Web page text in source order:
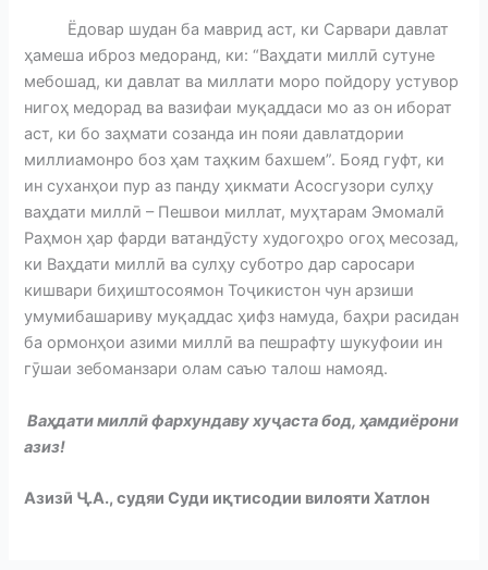
Ёдовар шудан ба маврид аст, ки Сарвари давлат
ҳамеша иброз медоранд, ки: “Ваҳдати миллӣ сутуне
мебошад, ки давлат ва миллати моро пойдору устувор
нигоҳ медорад ва вазифаи муқаддаси мо аз он иборат
аст, ки бо заҳмати созанда ин пояи давлатдории
миллиамонро боз ҳам таҳким бахшем”. Бояд гуфт, ки
ин суханҳои пур аз панду ҳикмати Асосгузори сулҳу
ваҳдати миллӣ – Пешвои миллат, муҳтарам Эмомалӣ
Раҳмон ҳар фарди ватандӯсту худогоҳро огоҳ месозад,
ки Ваҳдати миллӣ ва сулҳу суботро дар саросари
кишвари биҳиштосоямон Тоҷикистон чун арзиши
умумибашариву муқаддас ҳифз намуда, баҳри расидан
ба ормонҳои азими миллӣ ва пешрафту шукуфоии ин
гӯшаи зебоманзари олам саъю талош намояд.
Ваҳдати миллӣ фархундаву хуҷаста бод, ҳамдиёрони
азиз!
Азизӣ Ҷ.А., судяи Суди иқтисодии вилояти Хатлон